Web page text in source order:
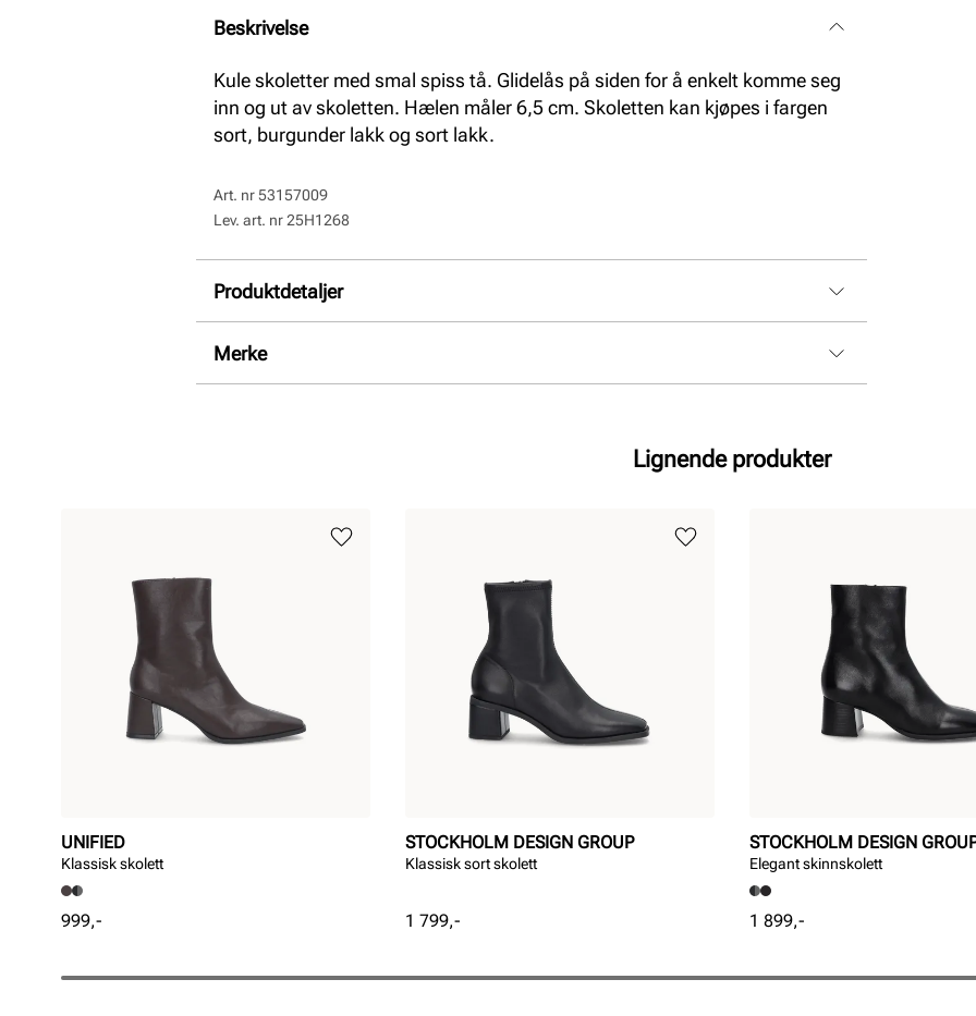
Beskrivelse
Kule skoletter med smal spiss tå. Glidelås på siden for å enkelt komme seg
inn og ut av skoletten. Hælen måler 6,5 cm. Skoletten kan kjøpes i fargen
sort, burgunder lakk og sort lakk.
Art. nr53157009
Lev. art. nr25H1268
Produktdetaljer
Overdel:
Merke
Lignende produkter
UNIFIED
Klassisk skolett
Pris
999,-
STOCKHOLM DESIGN GROUP
Klassisk sort skolett
Pris
1 799,-
STOCKHOLM DESIGN
Elegant skinnskolett
Pris
1 899,-